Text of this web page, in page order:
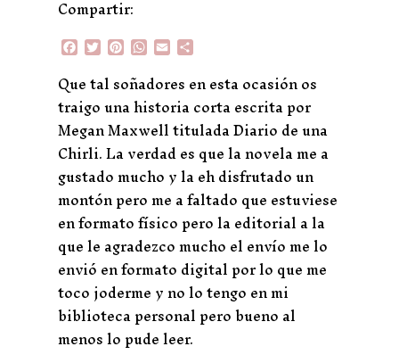
Compartir:
F
a
c
e
b
o
o
k
T
w
i
tt
e
r
P
n
t
e
r
e
s
t
W
h
a
ts
A
p
p
E
m
a
i
l
m
p
a
r
t
ir
Que tal soñadores en esta ocasión os
traigo una historia corta escrita por
Megan Maxwell titulada Diario de una
Chirli. La verdad es que la novela me a
gustado mucho y la eh disfrutado un
montón pero me a faltado que estuviese
en formato físico pero la editorial a la
que le agradezco mucho el envío me lo
envió en formato digital por lo que me
toco joderme y no lo tengo en mi
biblioteca personal pero bueno al
menos lo pude leer.